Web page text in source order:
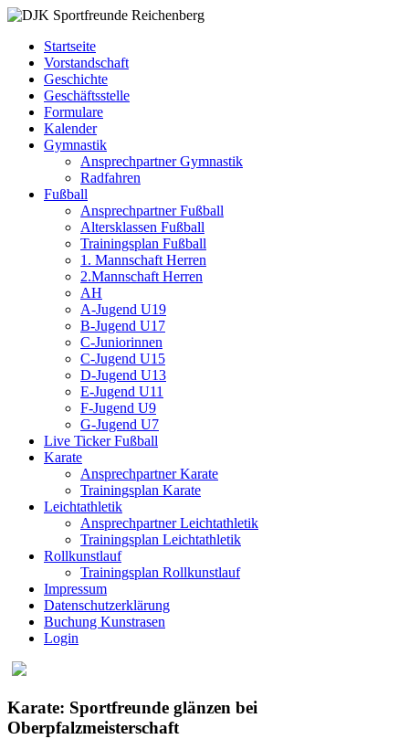
Zum
springen
Sportfreunde
Reichenberg
Gymnastik
Karate
Leichtathletik
Radfahren
Rollkunstlauf
Startseite
Vorstandschaft
Geschichte
Geschäftsstelle
Formulare
Kalender
Gymnastik
Ansprechpartner Gymnastik
Radfahren
Fußball
Ansprechpartner Fußball
Altersklassen Fußball
Trainingsplan Fußball
1. Mannschaft Herren
2.Mannschaft Herren
AH
A-Jugend U19
B-Jugend U17
C-Juniorinnen
C-Jugend U15
D-Jugend U13
E-Jugend U11
F-Jugend U9
G-Jugend U7
Live Ticker Fußball
Karate
Ansprechpartner Karate
Trainingsplan Karate
Leichtathletik
Ansprechpartner Leichtathletik
Trainingsplan Leichtathletik
Rollkunstlauf
Trainingsplan Rollkunstlauf
Impressum
Datenschutzerklärung
Buchung Kunstrasen
Login
Karate: Sportfreunde glänzen bei
Oberpfalzmeisterschaft